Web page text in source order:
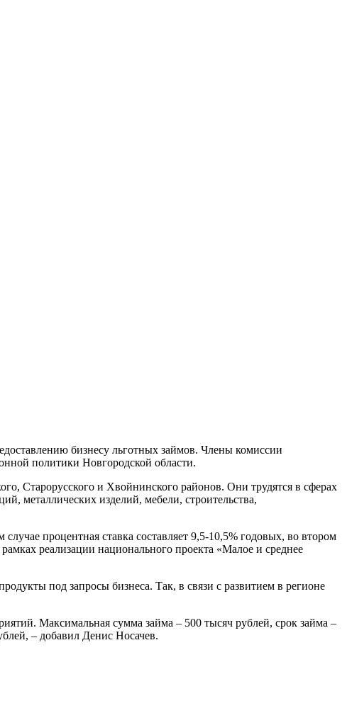
бизнесу льготных займов. Члены комиссии
политики Новгородской области.
Старорусского и Хвойнинского районов. Они трудятся в сферах
металлических изделий, мебели, строительства,
процентная ставка составляет 9,5-10,5% годовых, во втором
реализации национального проекта «Малое и среднее
под запросы бизнеса. Так, в связи с развитием в регионе
Максимальная сумма займа – 500 тысяч рублей, срок займа –
– добавил Денис Носачев.